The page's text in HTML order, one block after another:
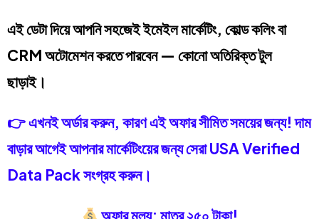
এই ডেটা দিয়ে আপনি সহজেই ইমেইল মার্কেটিং, কোল্ড কলিং বা
CRM অটোমেশন করতে পারবেন — কোনো অতিরিক্ত টুল
ছাড়াই।
👉 এখনই অর্ডার করুন, কারণ এই অফার সীমিত সময়ের জন্য! দাম
বাড়ার আগেই আপনার মার্কেটিংয়ের জন্য সেরা USA Verified
Data Pack সংগ্রহ করুন।